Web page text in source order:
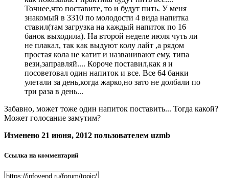
Точнее,что поставите, то и будут пить. У меня
знакомый в 3310 по молодости 4 вида напитка
ставил(там загрузка на каждый напиток по 16
банок выходила). На второй неделе июля чуть ли
не плакал, так как выдуют колу лайт ,а рядом
простая кола не катит и названивают ему, типа
вези,заправляй.... Короче поставил,как я и
посоветовал один напиток и все. Все 64 банки
улетали за день,когда жарко,но зато не долбали по
три раза в день...
Забавно, может тоже один напиток поставить... Тогда какой?
Может голосание замутим?
Изменено 21 июня, 2012 пользователем uzmb
Ссылка на комментарий